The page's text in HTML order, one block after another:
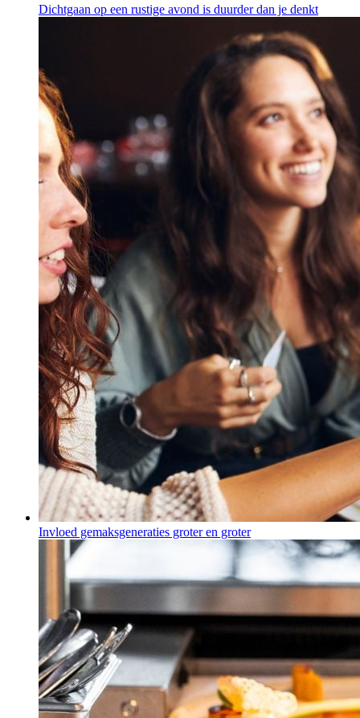
Dichtgaan op een rustige avond is duurder dan je denkt
Invloed gemaksgeneraties groter en groter